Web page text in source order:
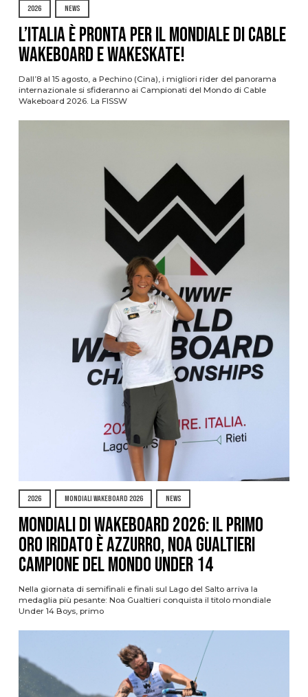
2026 NEWS
L’Italia è pronta per il Mondiale di Cable
Wakeboard e Wakeskate!
Dall’8 al 15 agosto, a Pechino (Cina), i migliori rider del panorama
internazionale si sfideranno ai Campionati del Mondo di Cable
Wakeboard 2026. La FISSW
2026 MONDIALI WAKEBOARD 2026 NEWS
Mondiali di Wakeboard 2026: il primo
oro iridato è azzurro, Noa Gualtieri
campione del mondo Under 14
Nella giornata di semifinali e finali sul Lago del Salto arriva la
medaglia più pesante: Noa Gualtieri conquista il titolo mondiale
Under 14 Boys, primo